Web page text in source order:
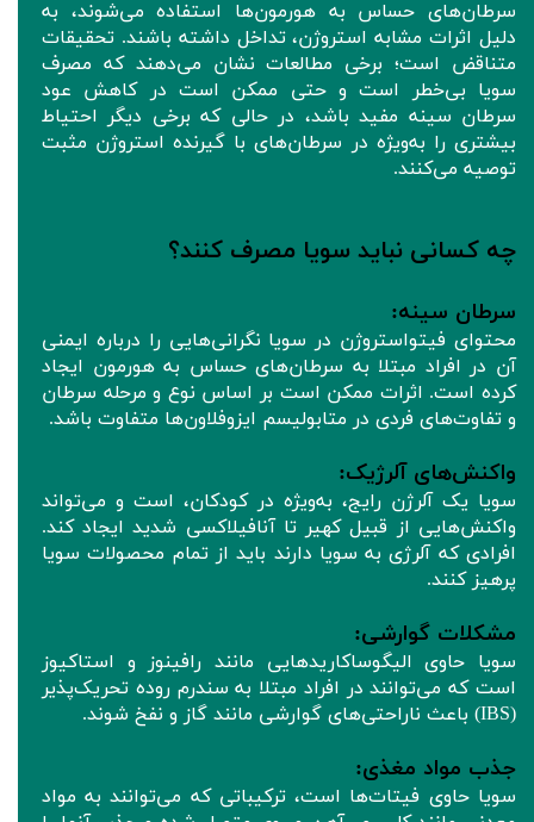
سرطان‌های حساس به هورمون‌ها استفاده می‌شوند، به
دلیل اثرات مشابه استروژن، تداخل داشته باشند. تحقیقات
متناقض است؛ برخی مطالعات نشان می‌دهند که مصرف
سویا بی‌خطر است و حتی ممکن است در کاهش عود
سرطان سینه مفید باشد، در حالی که برخی دیگر احتیاط
بیشتری را به‌ویژه در سرطان‌های با گیرنده استروژن مثبت
توصیه می‌کنند.
چه کسانی نباید سویا مصرف کنند؟
سرطان سینه:
محتوای فیتواستروژن در سویا نگرانی‌هایی را درباره ایمنی
آن در افراد مبتلا به سرطان‌های حساس به هورمون ایجاد
کرده است. اثرات ممکن است بر اساس نوع و مرحله سرطان
و تفاوت‌های فردی در متابولیسم ایزوفلاون‌ها متفاوت باشد.
واکنش‌های آلرژیک:
سویا یک آلرژن رایج، به‌ویژه در کودکان، است و می‌تواند
واکنش‌هایی از قبیل کهیر تا آنافیلاکسی شدید ایجاد کند.
افرادی که آلرژی به سویا دارند باید از تمام محصولات سویا
پرهیز کنند.
مشکلات گوارشی:
سویا حاوی الیگوساکاریدهایی مانند رافینوز و استاکیوز
است که می‌توانند در افراد مبتلا به سندرم روده تحریک‌پذیر
(IBS) باعث ناراحتی‌های گوارشی مانند گاز و نفخ شوند.
جذب مواد مغذی:
سویا حاوی فیتات‌ها است، ترکیباتی که می‌توانند به مواد